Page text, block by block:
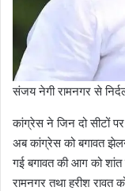
संजय नेगी रामनगर से
कांग्रेस ने जिन दो सीटों
अब कांग्रेस को बगावत
गई बगावत की आग को
रामनगर तथा हरीश